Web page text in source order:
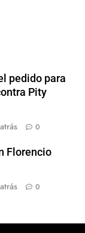
pedido para
Pity
0
Florencio
0